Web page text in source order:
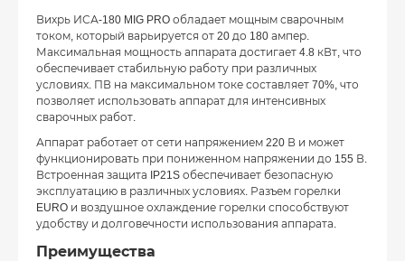
Вихрь ИСА-180 MIG PRO обладает мощным сварочным
током, который варьируется от 20 до 180 ампер.
Максимальная мощность аппарата достигает 4.8 кВт, что
обеспечивает стабильную работу при различных
условиях. ПВ на максимальном токе составляет 70%, что
позволяет использовать аппарат для интенсивных
сварочных работ.
Аппарат работает от сети напряжением 220 В и может
функционировать при пониженном напряжении до 155 В.
Встроенная защита IP21S обеспечивает безопасную
эксплуатацию в различных условиях. Разъем горелки
EURO и воздушное охлаждение горелки способствуют
удобству и долговечности использования аппарата.
Преимущества